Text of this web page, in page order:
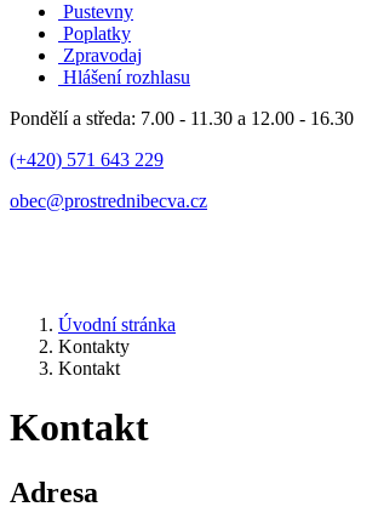
Pustevny
Poplatky
Zpravodaj
Hlášení rozhlasu
Pondělí a středa: 7.00 - 11.30 a 12.00 - 16.30
(+420) 571 643 229
obec@prostrednibecva.cz
Úvodní stránka
Kontakty
Kontakt
Kontakt
Adresa